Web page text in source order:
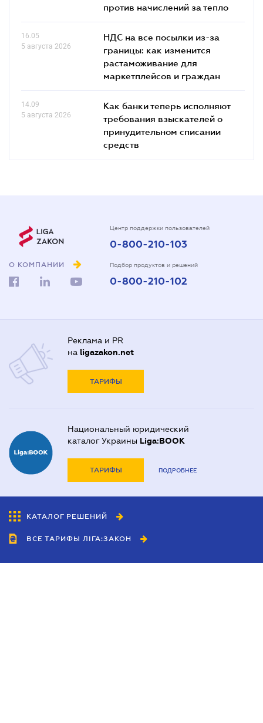
против начислений за тепло
16.05
5 августа 2026
НДС на все посылки из-за
границы: как изменится
растаможивание для
маркетплейсов и граждан
14.09
5 августа 2026
Как банки теперь исполняют
требования взыскателей о
принудительном списании
средств
О КОМПАНИИ
Центр поддержки пользователей
0-800-210-103
Подбор продуктов и решений
0-800-210-102
Реклама и PR
на ligazakon.net
ТАРИФЫ
Национальный юридический
каталог Украины Liga:BOOK
ТАРИФЫ ПОДРОБНЕЕ
КАТАЛОГ РЕШЕНИЙ
ВСЕ ТАРИФЫ ЛІГА:ЗАКОН